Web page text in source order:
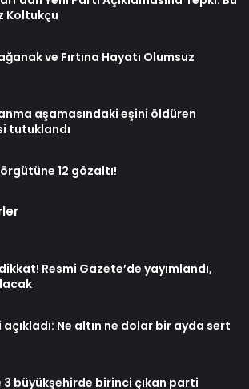
Koltukçu
ve Fırtına Hayatı Olumsuz
aşamasındaki eşini öldüren
tutuklandı
örgütüne 12 gözaltı!
Resmi Gazete’de yayımlandı,
açıkladı: Ne altın ne dolar bir ayda sert
3 büyükşehirde birinci çıkan parti